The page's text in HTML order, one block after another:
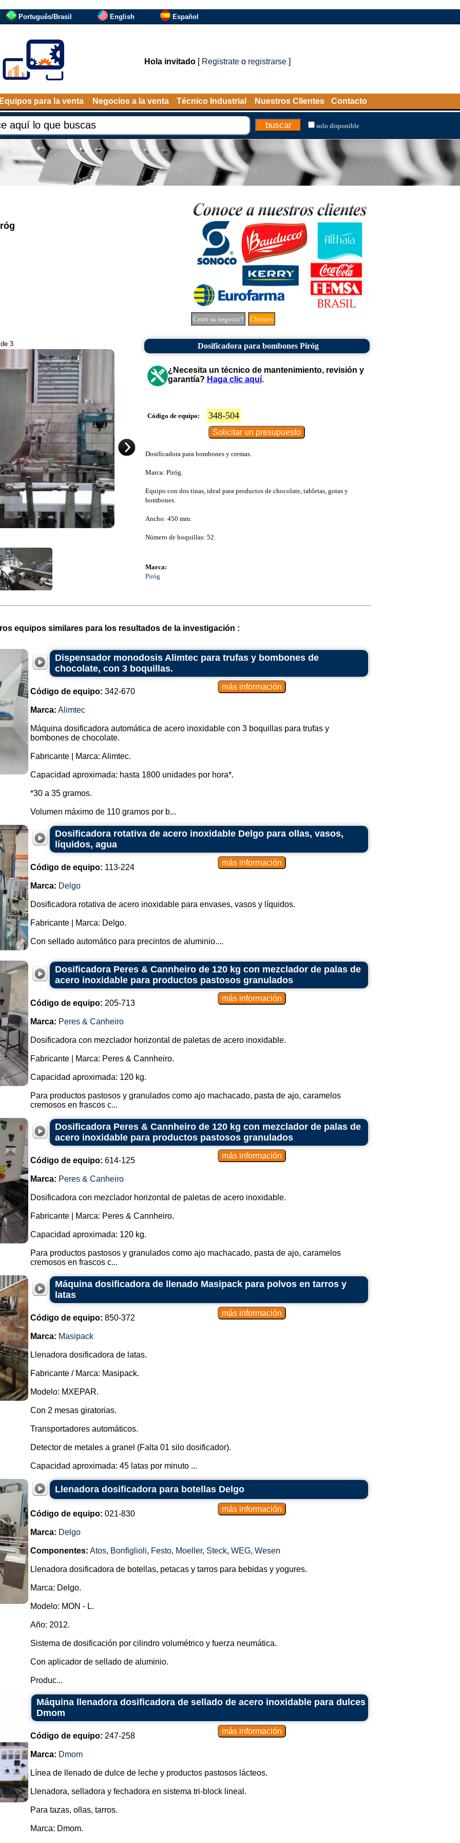
Português/Brasil English Español
Hola invitado[ Registrateo registrarse]
para la venta Negocios a la venta Técnico Industrial Nuestros Clientes Contacto
solo disponible
Cerró su negocio? Clientes
3 Dosificadora para bombones Piróg
¿Necesita un técnico de mantenimiento, revisión y
garantía? Haga clic aquí.
Código de equipo: 348-504
Dosificadora para bombones y cremas.
Marca: Piróg.
Equipo con dos tinas, ideal para productos de chocolate, tabletas, gotas y
bombones.
Ancho: 450 mm.
Número de boquillas: 52.
Marca:
Piróg
equipos similares para los resultados de la investigación :
Dispensador monodosis Alimtec para trufas y bombones de
chocolate, con 3 boquillas.
Código de equipo: 342-670
Marca: Alimtec
Máquina dosificadora automática de acero inoxidable con 3 boquillas para trufas y
bombones de chocolate.
Fabricante | Marca: Alimtec.
Capacidad aproximada: hasta 1800 unidades por hora*.
*30 a 35 gramos.
Volumen máximo de 110 gramos por b...
Dosificadora rotativa de acero inoxidable Delgo para ollas, vasos,
líquidos, agua
Código de equipo: 113-224
Marca: Delgo
Dosificadora rotativa de acero inoxidable para envases, vasos y líquidos.
Fabricante | Marca: Delgo.
Con sellado automático para precintos de aluminio....
Dosificadora Peres & Cannheiro de 120 kg con mezclador de palas de
acero inoxidable para productos pastosos granulados
Código de equipo: 205-713
Marca: Peres & Canheiro
Dosificadora con mezclador horizontal de paletas de acero inoxidable.
Fabricante | Marca: Peres & Cannheiro.
Capacidad aproximada: 120 kg.
Para productos pastosos y granulados como ajo machacado, pasta de ajo, caramelos
cremosos en frascos c...
Dosificadora Peres & Cannheiro de 120 kg con mezclador de palas de
acero inoxidable para productos pastosos granulados
Código de equipo: 614-125
Marca: Peres & Canheiro
Dosificadora con mezclador horizontal de paletas de acero inoxidable.
Fabricante | Marca: Peres & Cannheiro.
Capacidad aproximada: 120 kg.
Para productos pastosos y granulados como ajo machacado, pasta de ajo, caramelos
cremosos en frascos c...
Máquina dosificadora de llenado Masipack para polvos en tarros y
latas
Código de equipo: 850-372
Marca: Masipack
Llenadora dosificadora de latas.
Fabricante / Marca: Masipack.
Modelo: MXEPAR.
Con 2 mesas giratorias.
Transportadores automáticos.
Detector de metales a granel (Falta 01 silo dosificador).
Capacidad aproximada: 45 latas por minuto ...
Llenadora dosificadora para botellas Delgo
Código de equipo: 021-830
Marca: Delgo
Componentes: Atos, Bonfiglioli, Festo, Moeller, Steck, WEG, Wesen
Llenadora dosificadora de botellas, petacas y tarros para bebidas y yogures.
Marca: Delgo.
Modelo: MON - L.
Año: 2012.
Sistema de dosificación por cilindro volumétrico y fuerza neumática.
Con aplicador de sellado de aluminio.
Produc...
Máquina llenadora dosificadora de sellado de acero inoxidable para dulces
Dmom
Código de equipo: 247-258
Marca: Dmom
Línea de llenado de dulce de leche y productos pastosos lácteos.
Llenadora, selladora y fechadora en sistema tri-block lineal.
Para tazas, ollas, tarros.
Marca: Dmom.